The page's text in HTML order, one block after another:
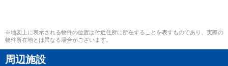
※地図上に表示される物件の位置は付近住所に所在することを表すものであり、実際の
物件所在地とは異なる場合がございます。
周辺施設